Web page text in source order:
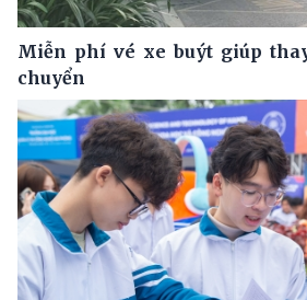
Miễn phí vé xe buýt giúp
chuyển